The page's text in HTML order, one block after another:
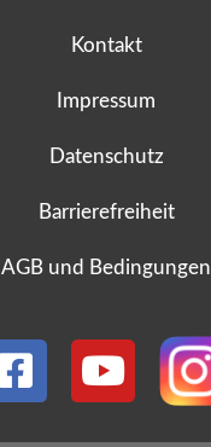
Kontakt
Impressum
Datenschutz
Barrierefreiheit
AGB und Bedingungen